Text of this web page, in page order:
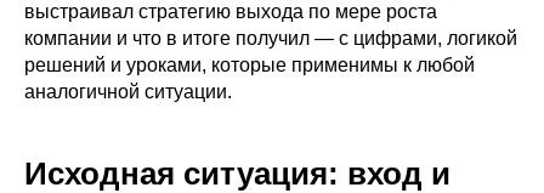
выстраивал стратегию выхода по мере роста
компании и что в итоге получил — с цифрами, логикой
решений и уроками, которые применимы к любой
аналогичной ситуации.
Исходная ситуация: вход и